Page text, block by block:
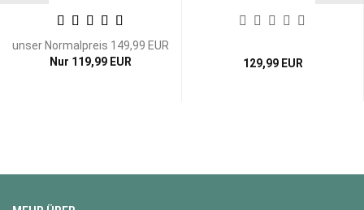
unser Normalpreis 149,99 EUR
Nur 119,99 EUR
129,99 EUR